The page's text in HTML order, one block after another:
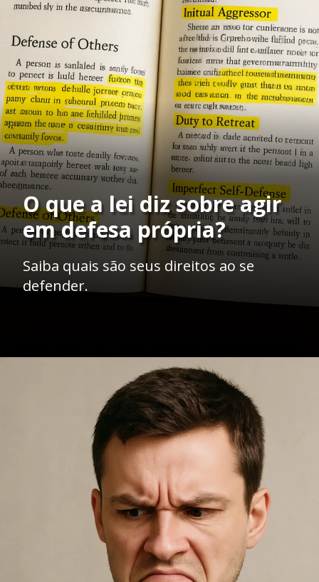
O que a lei diz sobre agir
em defesa própria?
Saiba quais são seus direitos ao se
defender.